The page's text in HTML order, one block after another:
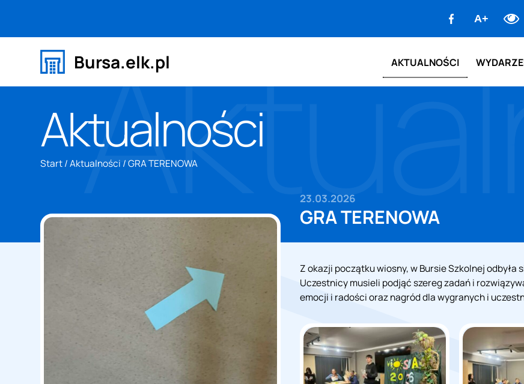
facebookA+
Bursa.elk.pl AKTUALNOŚCI
Aktualności
Start/Aktualności /GRA TERENOWA
23.03.2026
GRA TERENOWA
Z okazji początku wiosny, w Bursie Szkolnej odbyła
Uczestnicy musieli podjąć szereg zadań i
emocji i radości oraz nagród dla wygranych i